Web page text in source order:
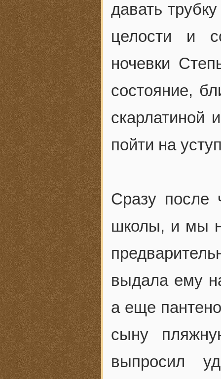
давать
целости и
ночевки
состояние,
скарлатиной
пойти на
Сразу после
школы, и мы
выдала ему
а еще
сыну
выпросил